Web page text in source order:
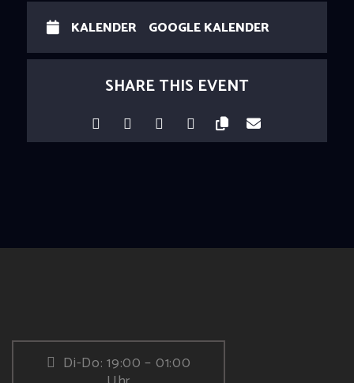
KALENDER GOOGLE KALENDER
SHARE THIS EVENT
Di-Do: 19:00 – 01:00